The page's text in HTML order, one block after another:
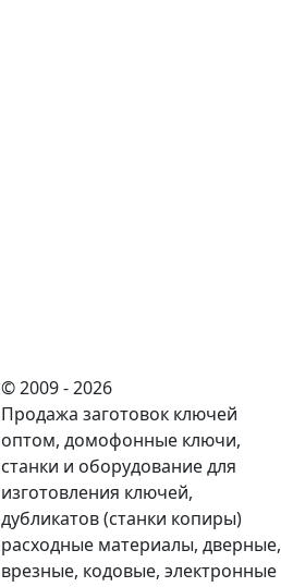
© 2009 - 2026
Продажа заготовок ключей
оптом, домофонные ключи,
станки и оборудование для
изготовления ключей,
дубликатов (станки копиры)
расходные материалы, дверные,
врезные, кодовые, электронные